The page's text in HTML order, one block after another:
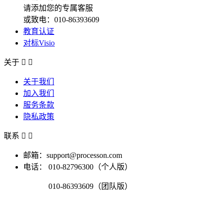
请添加您的专属客服
或致电：010-86393609
教育认证
对标Visio
关于  
关于我们
加入我们
服务条款
隐私政策
联系  
邮箱：support@processon.com
电话：
010-82796300（个人版）
010-86393609（团队版）